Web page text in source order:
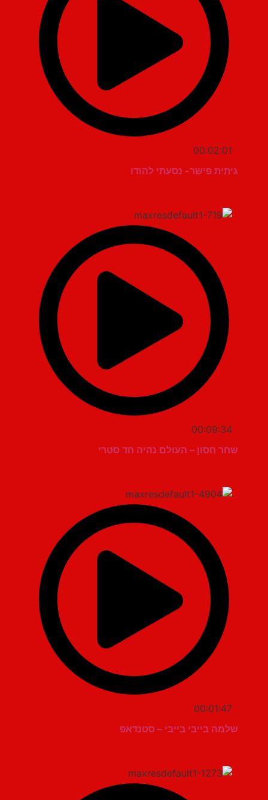
00:02:01
גיתית פישר- נסעתי להודו
00:09:34
שחר חסון – העולם נהיה חד סטרי
00:01:47
שלמה בייבי בייבי – סטנדאפ